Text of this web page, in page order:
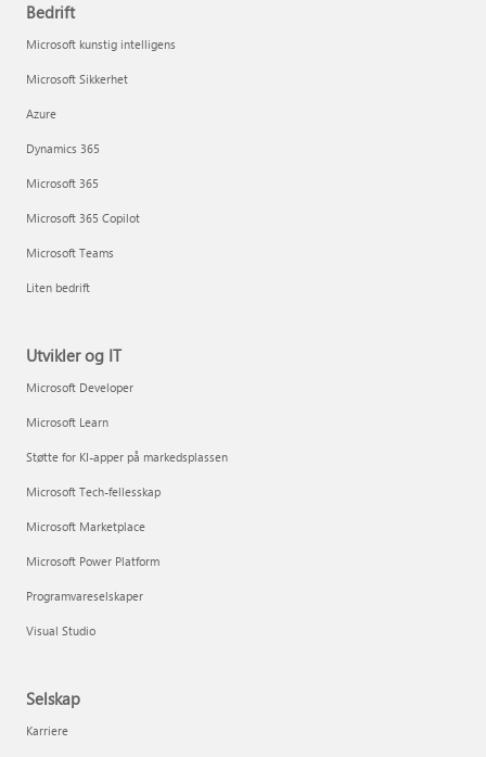
Bedrift
Microsoft kunstig intelligens
Microsoft Sikkerhet
Azure
Dynamics 365
Microsoft 365
Microsoft 365 Copilot
Microsoft Teams
Liten bedrift
Utvikler og IT
Microsoft Developer
Microsoft Learn
Støtte for KI-apper på markedsplassen
Microsoft Tech-fellesskap
Microsoft Marketplace
Microsoft Power Platform
Programvareselskaper
Visual Studio
Selskap
Karriere